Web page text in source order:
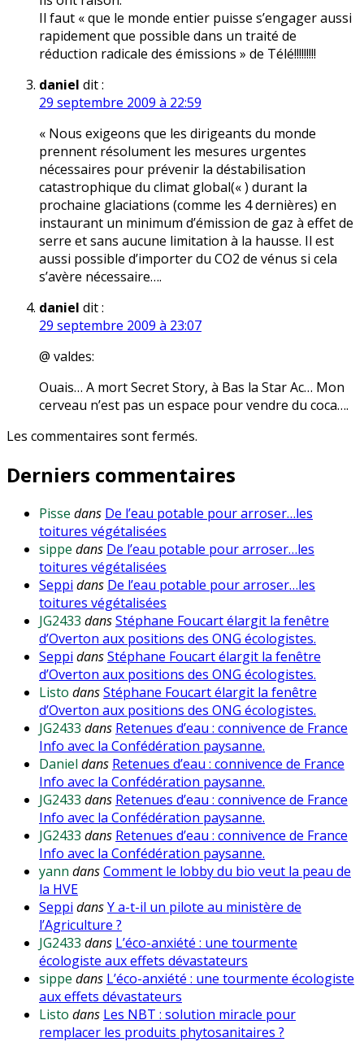
Il faut « que le monde entier puisse s’engager aussi
rapidement que possible dans un traité de
réduction radicale des émissions » de Télé!!!!!!!!!
daniel dit :
29 septembre 2009 à 22:59
« Nous exigeons que les dirigeants du monde
prennent résolument les mesures urgentes
nécessaires pour prévenir la déstabilisation
catastrophique du climat global(« ) durant la
prochaine glaciations (comme les 4 dernières) en
instaurant un minimum d’émission de gaz à effet de
serre et sans aucune limitation à la hausse. Il est
aussi possible d’importer du CO2 de vénus si cela
s’avère nécessaire….
daniel dit :
29 septembre 2009 à 23:07
@ valdes:
Ouais… A mort Secret Story, à Bas la Star Ac… Mon
cerveau n’est pas un espace pour vendre du coca….
Les commentaires sont fermés.
Derniers commentaires
Pisse dans De l’eau potable pour arroser…les
toitures végétalisées
sippe dans De l’eau potable pour arroser…les
toitures végétalisées
Seppi dans De l’eau potable pour arroser…les
toitures végétalisées
JG2433 dansStéphane Foucart élargit la fenêtre
d’Overton aux positions des ONG écologistes.
Seppi dansStéphane Foucart élargit la fenêtre
d’Overton aux positions des ONG écologistes.
Listo dansStéphane Foucart élargit la fenêtre
d’Overton aux positions des ONG écologistes.
JG2433 dans Retenues d’eau : connivence de France
Info avec la Confédération paysanne.
Daniel dans Retenues d’eau : connivence de France
Info avec la Confédération paysanne.
JG2433 dans Retenues d’eau : connivence de France
Info avec la Confédération paysanne.
JG2433 dans Retenues d’eau : connivence de France
Info avec la Confédération paysanne.
yann dansComment le lobby du bio veut la peau de
la HVE
Seppi dansY a-t-il un pilote au ministère de
l’Agriculture ?
JG2433 dans L’éco-anxiété : une tourmente
écologiste aux effets dévastateurs
sippe dans L’éco-anxiété : une tourmente écologiste
aux effets dévastateurs
Listo dans Les NBT : solution miracle pour
remplacer les produits phytosanitaires ?